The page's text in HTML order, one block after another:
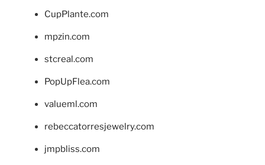
CupPlante.com
mpzin.com
stcreal.com
PopUpFlea.com
valueml.com
rebeccatorresjewelry.com
jmpbliss.com